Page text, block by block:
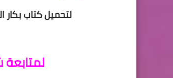
لتحميل كتاب بكار
لمتابعة